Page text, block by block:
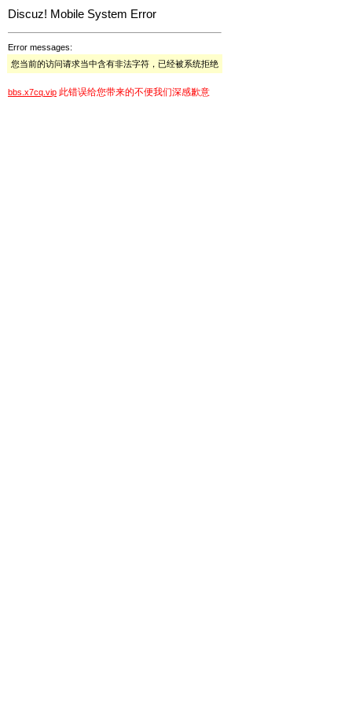
Discuz! Mobile System Error
Error messages:
您当前的访问请求当中含有非法字符，已经被系统拒绝
bbs.x7cq.vip 此错误给您带来的不便我们深感歉意